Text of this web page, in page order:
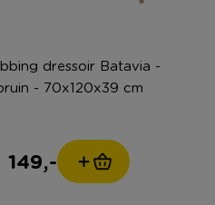
dressoir Batavia -
- 70x120x39 cm
149,-